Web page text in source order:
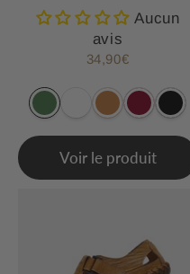
Aucun
avis
Prix
34,90€
Voir le produit